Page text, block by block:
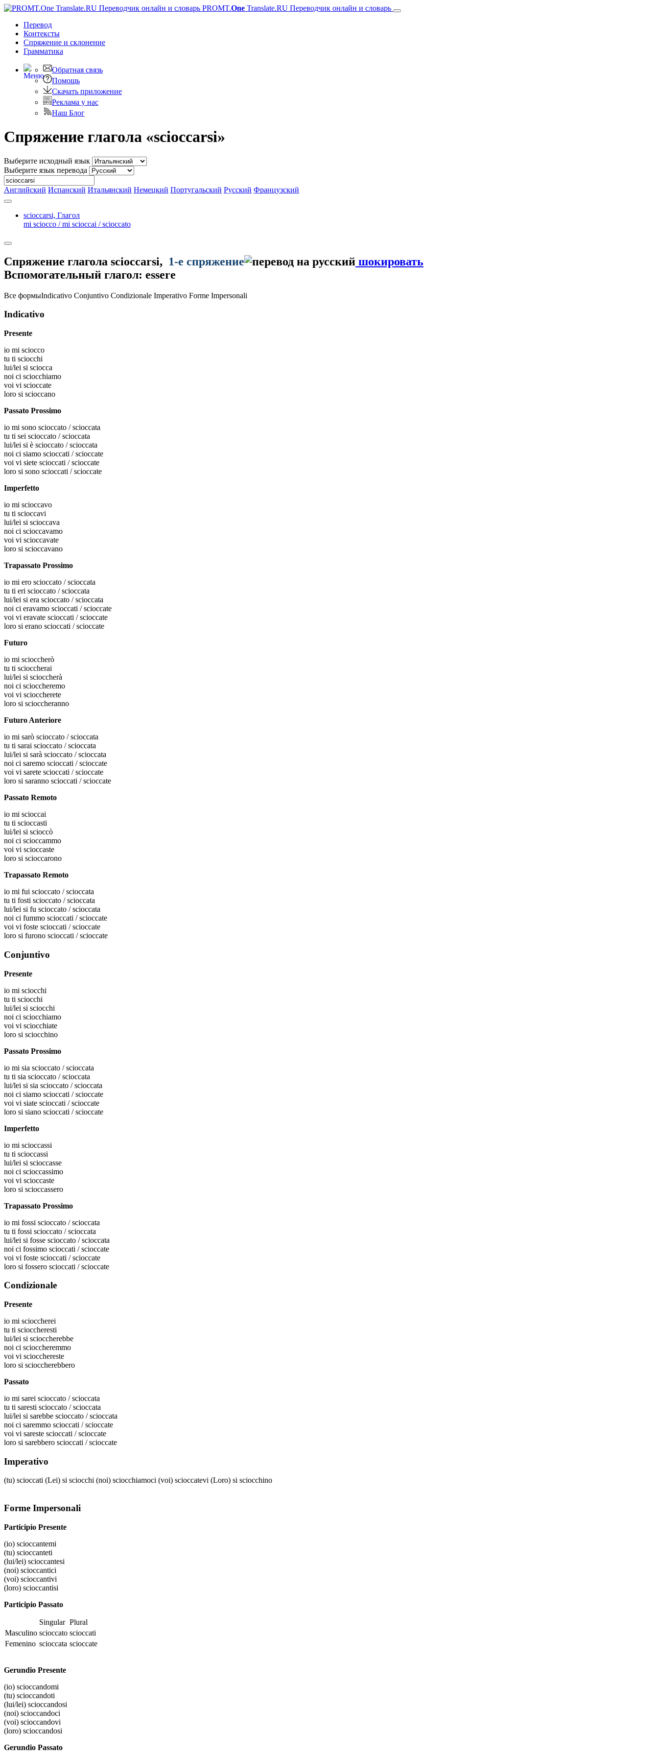
PROMT.One Translate.RU Переводчик онлайн и словарь
Перевод
Контексты
Спряжение и склонение
Грамматика
Обратная связь
Помощь
Скачать приложение
Реклама у нас
Наш Блог
Спряжение глагола «scioccarsi»
Выберите исходный язык
Выберите язык перевода
Английский Испанский Итальянский Немецкий Португальский Русский Французский
scioccarsi, Глагол
mi sciocco / mi scioccai / scioccato
Спряжение глагола scioccarsi, 1-е спряжение
шокировать
Вспомогательный глагол: essere
Все формыIndicativo Conjuntivo Condizionale Imperativo Forme Impersonali
Indicativo
Presente
io mi sciocco
tu ti sciocchi
lui/lei si sciocca
noi ci sciocchiamo
voi vi scioccate
loro si scioccano
Passato Prossimo
io mi sono scioccato / scioccata
tu ti sei scioccato / scioccata
lui/lei si è scioccato / scioccata
noi ci siamo scioccati / scioccate
voi vi siete scioccati / scioccate
loro si sono scioccati / scioccate
Imperfetto
io mi scioccavo
tu ti scioccavi
lui/lei si scioccava
noi ci scioccavamo
voi vi scioccavate
loro si scioccavano
Trapassato Prossimo
io mi ero scioccato / scioccata
tu ti eri scioccato / scioccata
lui/lei si era scioccato / scioccata
noi ci eravamo scioccati / scioccate
voi vi eravate scioccati / scioccate
loro si erano scioccati / scioccate
Futuro
io mi scioccherò
tu ti scioccherai
lui/lei si scioccherà
noi ci scioccheremo
voi vi scioccherete
loro si scioccheranno
Futuro Anteriore
io mi sarò scioccato / scioccata
tu ti sarai scioccato / scioccata
lui/lei si sarà scioccato / scioccata
noi ci saremo scioccati / scioccate
voi vi sarete scioccati / scioccate
loro si saranno scioccati / scioccate
Passato Remoto
io mi scioccai
tu ti scioccasti
lui/lei si scioccò
noi ci scioccammo
voi vi scioccaste
loro si scioccarono
Trapassato Remoto
io mi fui scioccato / scioccata
tu ti fosti scioccato / scioccata
lui/lei si fu scioccato / scioccata
noi ci fummo scioccati / scioccate
voi vi foste scioccati / scioccate
loro si furono scioccati / scioccate
Conjuntivo
Presente
io mi sciocchi
tu ti sciocchi
lui/lei si sciocchi
noi ci sciocchiamo
voi vi sciocchiate
loro si sciocchino
Passato Prossimo
io mi sia scioccato / scioccata
tu ti sia scioccato / scioccata
lui/lei si sia scioccato / scioccata
noi ci siamo scioccati / scioccate
voi vi siate scioccati / scioccate
loro si siano scioccati / scioccate
Imperfetto
io mi scioccassi
tu ti scioccassi
lui/lei si scioccasse
noi ci scioccassimo
voi vi scioccaste
loro si scioccassero
Trapassato Prossimo
io mi fossi scioccato / scioccata
tu ti fossi scioccato / scioccata
lui/lei si fosse scioccato / scioccata
noi ci fossimo scioccati / scioccate
voi vi foste scioccati / scioccate
loro si fossero scioccati / scioccate
Condizionale
Presente
io mi scioccherei
tu ti scioccheresti
lui/lei si scioccherebbe
noi ci scioccheremmo
voi vi sciocchereste
loro si scioccherebbero
Passato
io mi sarei scioccato / scioccata
tu ti saresti scioccato / scioccata
lui/lei si sarebbe scioccato / scioccata
noi ci saremmo scioccati / scioccate
voi vi sareste scioccati / scioccate
loro si sarebbero scioccati / scioccate
Imperativo
(tu) scioccati (Lei) si sciocchi (noi) sciocchiamoci (voi) scioccatevi (Loro) si sciocchino
Forme Impersonali
Participio Presente
(io) scioccantemi
(tu) scioccanteti
(lui/lei) scioccantesi
(noi) scioccantici
(voi) scioccantivi
(loro) scioccantisi
Participio Passato
Singular Plural
Masculino scioccato scioccati
Femenino scioccata scioccate
Gerundio Presente
(io) scioccandomi
(tu) scioccandoti
(lui/lei) scioccandosi
(noi) scioccandoci
(voi) scioccandovi
(loro) scioccandosi
Gerundio Passato